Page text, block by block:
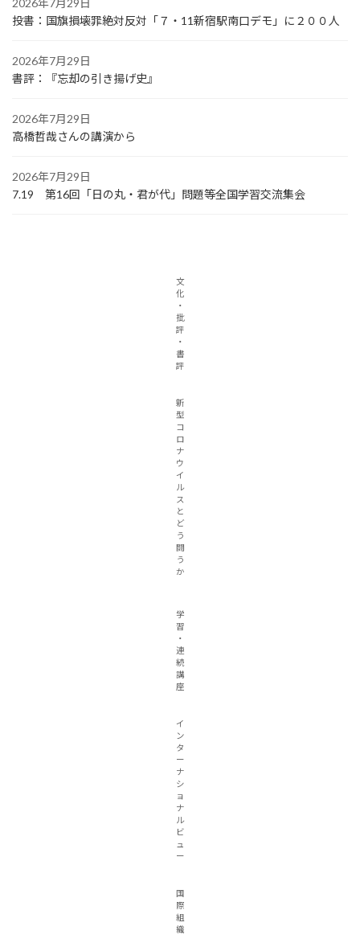
2026年7月29日
投書：国旗損壊罪絶対反対「７・11新宿駅南口デモ」に２００人
2026年7月29日
書評：『忘却の引き揚げ史』
2026年7月29日
高橋哲哉さんの講演から
2026年7月29日
7.19 第16回「日の丸・君が代」問題等全国学習交流集会
文
化
・
批
評
・
書
評
新
型
コ
ロ
ナ
ウ
イ
ル
ス
と
ど
う
闘
う
か
学
習
・
連
続
講
座
イ
ン
タ
ー
ナ
シ
ョ
ナ
ル
ビ
ュ
ー
国
際
組
織